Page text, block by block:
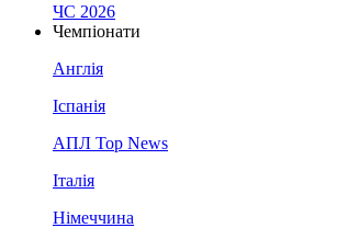
ЧС 2026
Чемпіонати
Англія
Іспанія
АПЛ Top News
Італія
Німеччина